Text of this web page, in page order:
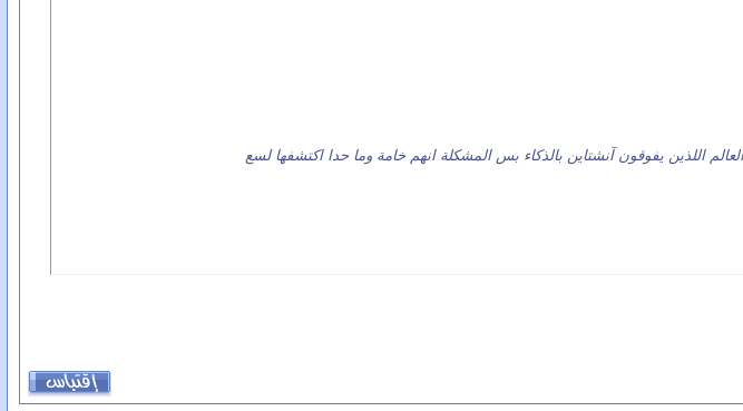
اللذين يفوقون آنشتاين بالذكاء بس المشكلة انهم خامة وما حدا اكتشفها لسع